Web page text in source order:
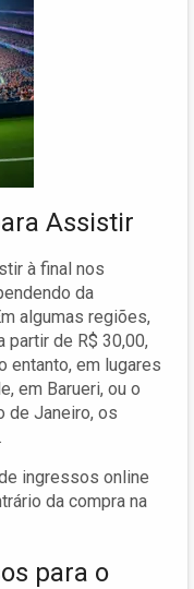
Assistir
à final nos
da
algumas regiões,
de R$ 30,00,
entanto, em lugares
em Barueri, ou o
de Janeiro, os
ingressos online
da compra na
para o